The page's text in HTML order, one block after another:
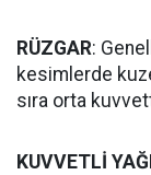
RÜZGAR:
kesimlerde
sıra orta
KUVVETLİ